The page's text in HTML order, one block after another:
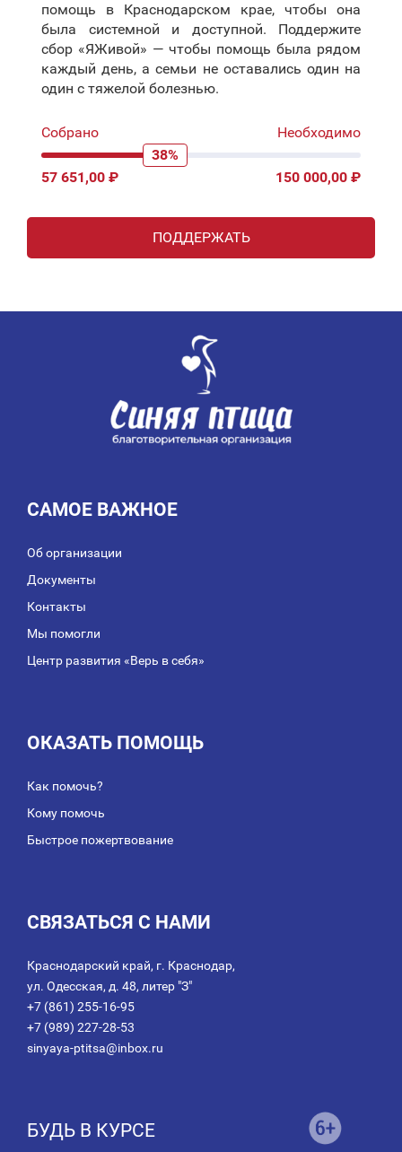
помощь в Краснодарском крае, чтобы она
была системной и доступной. Поддержите
сбор «ЯЖивой» — чтобы помощь была рядом
каждый день, а семьи не оставались один на
один с тяжелой болезнью.
Собрано
Необходимо
38%
57 651,00 ₽
150 000,00 ₽
ПОДДЕРЖАТЬ
САМОЕ ВАЖНОЕ
Об организации
Документы
Контакты
Мы помогли
Центр развития «Верь в себя»
ОКАЗАТЬ ПОМОЩЬ
Как помочь?
Кому помочь
Быстрое пожертвование
СВЯЗАТЬСЯ С НАМИ
Краснодарский край, г. Краснодар,
ул. Одесская, д. 48, литер "З"
+7 (861) 255-16-95
+7 (989) 227-28-53
sinyaya-ptitsa@inbox.ru
БУДЬ В КУРСЕ